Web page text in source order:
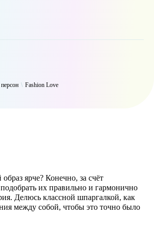
\ Fashion Love
ярче? Конечно, за счёт
их правильно и гармонично
Делюсь классной шпаргалкой, как
между собой, чтобы это точно было